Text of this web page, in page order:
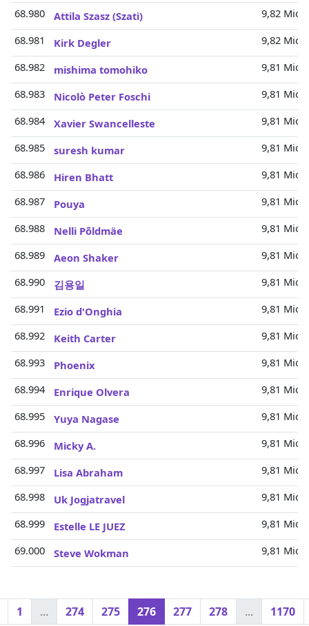
68.980
Attila Szasz (Szati)
9,82 Mio.
68.981
Kirk Degler
9,82 Mio.
68.982
mishima tomohiko
9,81 Mio.
68.983
Nicolò Peter Foschi
9,81 Mio.
68.984
Xavier Swancelleste
9,81 Mio.
68.985
suresh kumar
9,81 Mio.
68.986
Hiren Bhatt
9,81 Mio.
68.987
Pouya
9,81 Mio.
68.988
Nelli Põldmäe
9,81 Mio.
68.989
Aeon Shaker
9,81 Mio.
68.990
김용일
9,81 Mio.
68.991
Ezio d'Onghia
9,81 Mio.
68.992
Keith Carter
9,81 Mio.
68.993
Phoenix
9,81 Mio.
68.994
Enrique Olvera
9,81 Mio.
68.995
Yuya Nagase
9,81 Mio.
68.996
Micky A.
9,81 Mio.
68.997
Lisa Abraham
9,81 Mio.
68.998
Uk Jogjatravel
9,81 Mio.
68.999
Estelle LE JUEZ
9,81 Mio.
69.000
Steve Wokman 9,81 Mio.
1 ... 274 275 276 277 278 ... 1170